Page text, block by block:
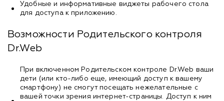
Удобные и информативные виджеты рабочего стола
для доступа к приложению.
Возможности Родительского контроля
Dr.Web
При включенном Родительском контроле Dr.Web ваши
дети (или кто-либо еще, имеющий доступ к вашему
смартфону) не смогут посещать нежелательные с
вашей точки зрения интернет-страницы. Доступ к ним